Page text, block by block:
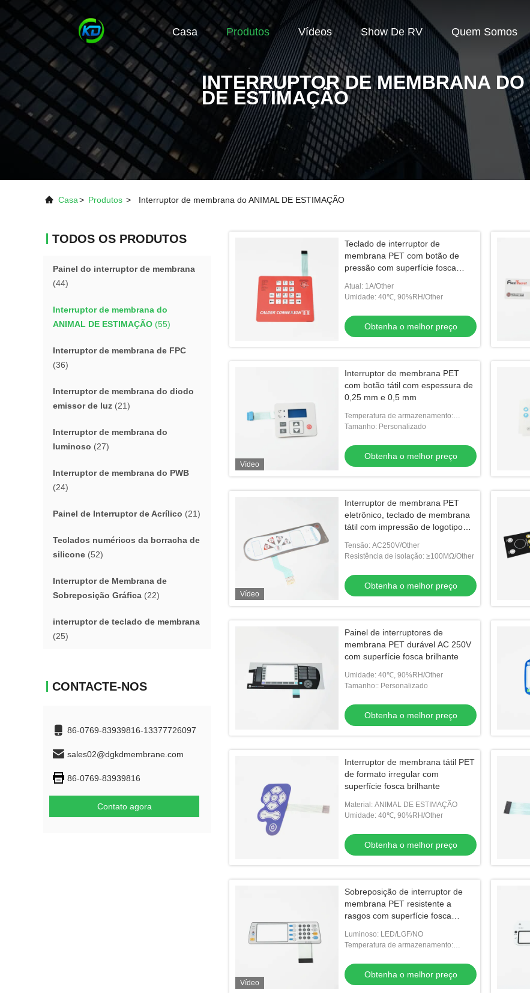
Casa Produtos Vídeos Show De RV Quem Somos
INTERRUPTOR DE MEMBRANA
DE ESTIMAÇÃO
Casa> Produtos > Interruptor de membrana do ANIMAL DE ESTIMAÇÃO
TODOS OS PRODUTOS
Painel do interruptor de membrana
(44)
Interruptor de membrana do
ANIMAL DE ESTIMAÇÃO (55)
Interruptor de membrana de FPC
(36)
Interruptor de membrana do diodo
emissor de luz (21)
Interruptor de membrana do
luminoso (27)
Interruptor de membrana do PWB
(24)
Painel de Interruptor de Acrílico (21)
Teclados numéricos da borracha de
silicone (52)
Interruptor de Membrana de
Sobreposição Gráfica (22)
interruptor de teclado de membrana
(25)
CONTACTE-NOS
86-0769-83939816-13377726097
sales02@dgkdmembrane.com
86-0769-83939816
Contato agora
Teclado de interruptor de
membrana PET com botão de
pressão com superfície fosca
Atual: 1A/Other
Umidade: 40℃, 90%RH/Other
Obtenha o melhor preço
Vídeo
Interruptor de membrana PET
com botão tátil com espessura de
0,25 mm e 0,5 mm
Temperatura de armazenamento:
-30℃~+80℃/Other
Tamanho: Personalizado
Obtenha o melhor preço
Vídeo
Interruptor de membrana PET
eletrônico, teclado de membrana
tátil com impressão de logotipo
Tensão: AC250V/Other
Resistência de isolação: ≥100MΩ/Other
Obtenha o melhor preço
Painel de interruptores de
membrana PET durável AC 250V
com superfície fosca brilhante
Umidade: 40℃, 90%RH/Other
Tamanho:: Personalizado
Obtenha o melhor preço
Interruptor de membrana tátil PET
de formato irregular com
superfície fosca brilhante
Material: ANIMAL DE ESTIMAÇÃO
Umidade: 40℃, 90%RH/Other
Obtenha o melhor preço
Vídeo
Sobreposição de interruptor de
membrana PET resistente a
rasgos com superfície fosca
Luminoso: LED/LGF/NO
Temperatura de armazenamento:
Obtenha o melhor preço